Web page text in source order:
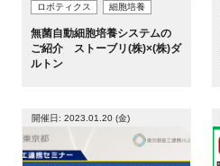
ロボティクス 細胞培養
無菌自動細胞培養システムの
ご紹介 ストーブリ(株)×(株)ダ
ルトン
開催日: 2023.01.20 (金)